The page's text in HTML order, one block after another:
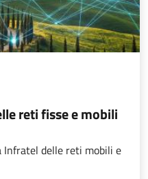
reti fisse e mobili
Infratel delle reti mobili e